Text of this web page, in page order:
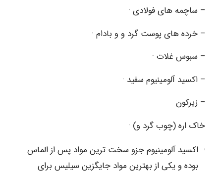
– ساچمه های فولادی ·
– خرده های پوست گرد و و بادام ·
– سبوس غلات ·
– اکسید آلومینیوم سفید ·
– زیرکون
خاک اره (چوب گرد و) ·
اکسید آلومینیوم جزو سخت ترین مواد پس از الماس
بوده و یکی از بهترین مواد جایگزین سیلیس برای